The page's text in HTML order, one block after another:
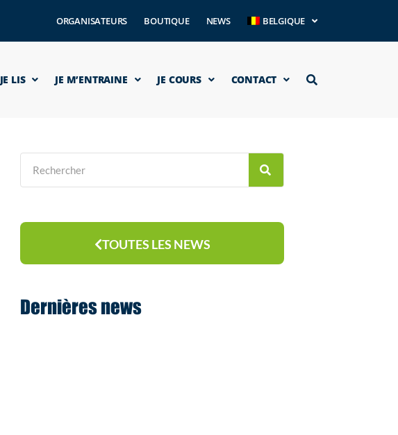
ORGANISATEURS BOUTIQUE NEWS BELGIQUE
JE LIS JE M’ENTRAINE JE COURS CONTACT
TOUTES LES NEWS
Dernières news